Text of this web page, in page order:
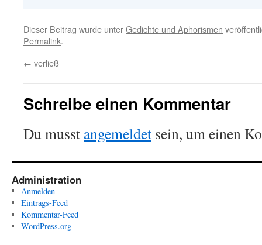
Dieser Beitrag wurde unterGedichte und Aphorismen
Permalink.
← verließ
Schreibe einen Kommentar
Du musst angemeldet sein, um einen
Administration
Anmelden
Eintrags-Feed
Kommentar-Feed
WordPress.org